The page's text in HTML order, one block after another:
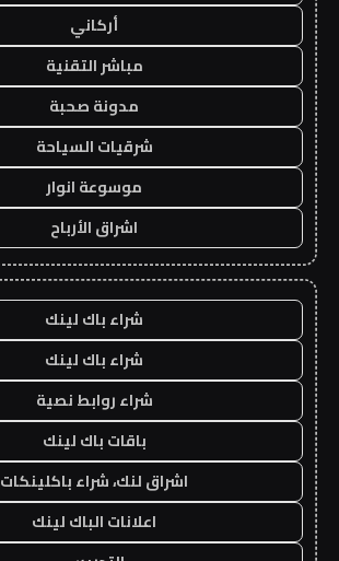
أركاني
مباشر التقنية
مدونة صحبة
شرقيات السياحة
موسوعة انوار
اشراق الأرباح
شراء باك لينك
شراء باك لينك
شراء روابط نصية
باقات باك لينك
اشراق لنك، شراء باكلينكات
اعلانات الباك لينك